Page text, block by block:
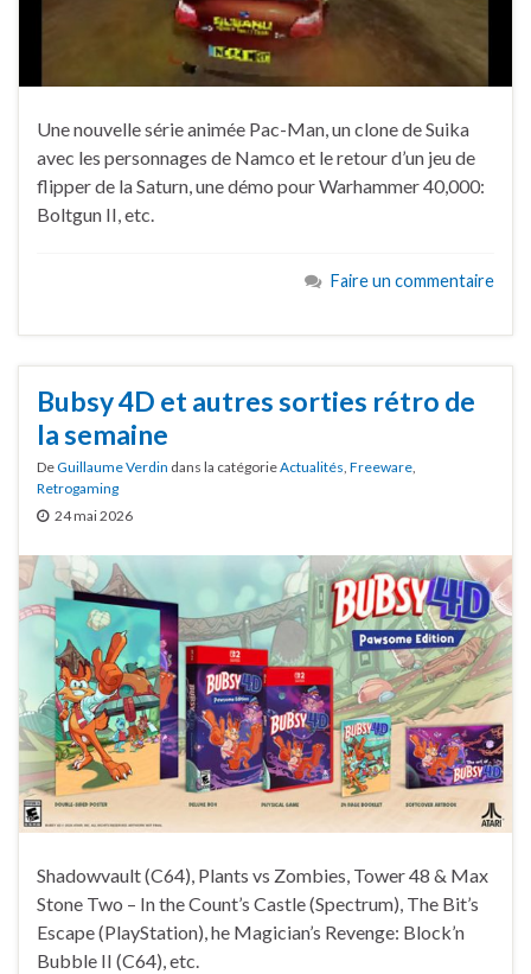
Une nouvelle série animée Pac-Man, un clone de Suika
avec les personnages de Namco et le retour d’un jeu de
flipper de la Saturn, une démo pour Warhammer 40,000:
Boltgun II, etc.
Faire un commentaire
Bubsy 4D et autres sorties rétro de
la semaine
DeGuillaume Verdin dans la catégorieActualités, Freeware,
Retrogaming
24 mai 2026
Shadowvault (C64), Plants vs Zombies, Tower 48 & Max
Stone Two – In the Count’s Castle (Spectrum), The Bit’s
Escape (PlayStation), he Magician’s Revenge: Block’n
Bubble II (C64), etc.